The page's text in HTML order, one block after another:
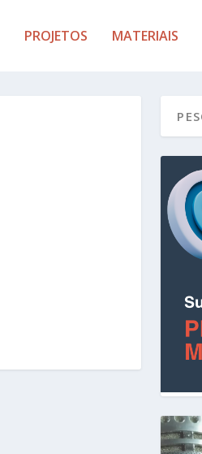
PROJETOS MATERIAIS